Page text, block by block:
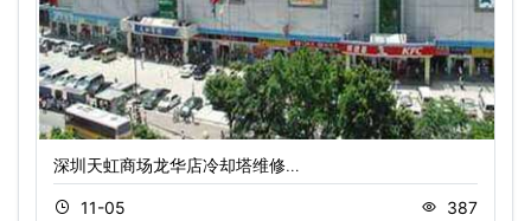
深圳天虹商场龙华店冷却塔维修…
11-05 387